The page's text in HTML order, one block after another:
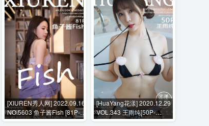
[XIUREN秀人网] 2022.09.16
NO.5603 鱼子酱Fish [81P-
761MB]
[HuaYang花漾] 2020.12.29
VOL.343 王雨纯[50P-
511MB]